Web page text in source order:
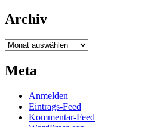
Archiv
Archiv
Meta
Anmelden
Eintrags-Feed
Kommentar-Feed